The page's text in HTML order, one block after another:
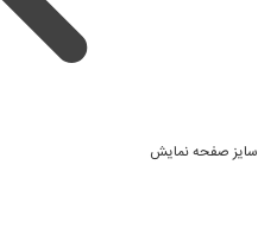
سایز صفحه نمایش